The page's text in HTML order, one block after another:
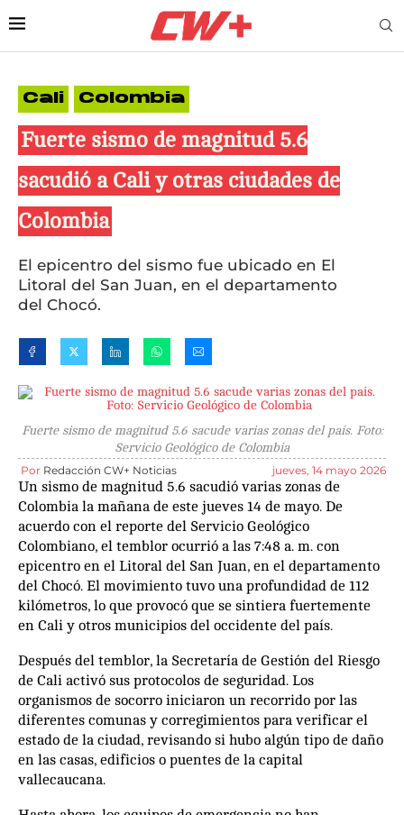
Cali Colombia
Fuerte sismo de magnitud 5.6
sacudió a Cali y otras ciudades de
Colombia
El epicentro del sismo fue ubicado en El
Litoral del San Juan, en el departamento
del Chocó.
Fuerte sismo de magnitud 5.6 sacude varias zonas del país. Foto:
Servicio Geológico de Colombia
Por Redacción CW+ Noticias jueves, 14 mayo 2026
Un sismo de magnitud 5.6 sacudió varias zonas de
Colombia la mañana de este jueves 14 de mayo. De
acuerdo con el reporte del Servicio Geológico
Colombiano, el temblor ocurrió a las 7:48 a. m. con
epicentro en el Litoral del San Juan, en el departamento
del Chocó. El movimiento tuvo una profundidad de 112
kilómetros, lo que provocó que se sintiera fuertemente
en Cali y otros municipios del occidente del país.
Después del temblor, la Secretaría de Gestión del Riesgo
de Cali activó sus protocolos de seguridad. Los
organismos de socorro iniciaron un recorrido por las
diferentes comunas y corregimientos para verificar el
estado de la ciudad, revisando si hubo algún tipo de daño
en las casas, edificios o puentes de la capital
vallecaucana.